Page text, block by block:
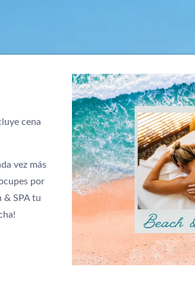
cena
vez más
por
& SPA tu